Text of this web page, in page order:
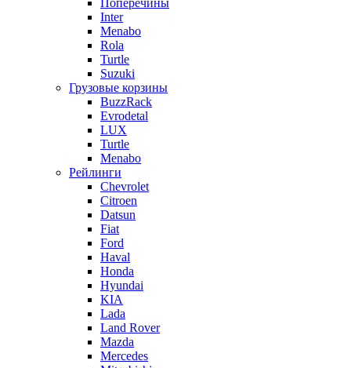
Поперечины
Inter
Menabo
Rola
Turtle
Suzuki
Грузовые корзины
BuzzRack
Evrodetal
LUX
Turtle
Menabo
Рейлинги
Chevrolet
Citroen
Datsun
Fiat
Ford
Haval
Honda
Hyundai
KIA
Lada
Land Rover
Mazda
Mercedes